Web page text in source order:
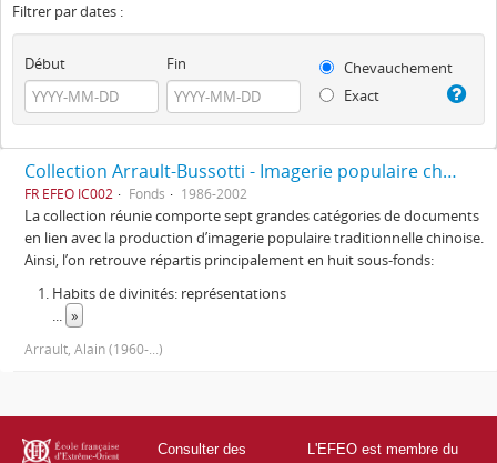
Filtrer par dates :
Début Fin
Chevauchement
Exact
Collection Arrault-Bussotti - Imagerie populaire chinoise
FR EFEO IC002 Fonds 1986-2002
La collection réunie comporte sept grandes catégories de documents
en lien avec la production d’imagerie populaire traditionnelle chinoise.
Ainsi, l’on retrouve répartis principalement en huit sous-fonds:
Habits de divinités: représentations
... »
Arrault, Alain (1960-...)
Consulter des
L'EFEO est membre du